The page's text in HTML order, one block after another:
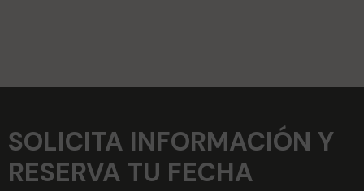
SOLICITA INFORMACIÓN Y
RESERVA TU FECHA